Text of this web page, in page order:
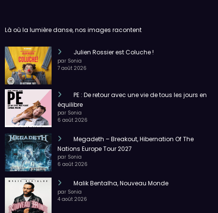
Là où la lumière danse, nos images racontent
Julien Rossier est Coluche !
par Sonia
7 août 2026
PE : De retour avec une vie de tous les jours en
équilibre
par Sonia